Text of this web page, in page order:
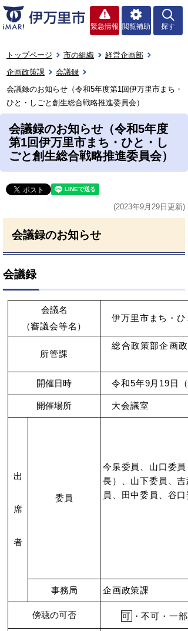
緊急情報 閲覧補助 探す
トップページ 市の組織
経営企画部
企画政策課
会議録
会議録のお知らせ（令和5年度第1回伊万里市まち・
ひと・しごと創生総合戦略推進委員会）
会議録のお知らせ（令和5年度
第1回伊万里市まち・ひと・し
ごと創生総合戦略推進委員会）
(2023年9月29日更新)
会議録のお知らせ
会議録
会議名
（審議会等名）
伊万里市まち・
所管課
総合政策部企画政
開催日時 令和5年9月19日
開催場所 大会議室
出
席
者
委員
今泉委員、山口委
長）、山下委員、
員、田中委員、谷口
事務局 企画政策課
傍聴の可否 可 ・不可・一部